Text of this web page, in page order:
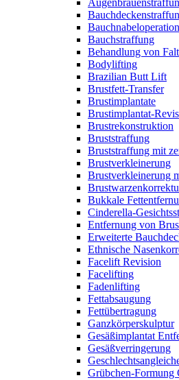
Bauchnabeloperation
Bauchstraffung
Behandlung von
Bodylifting
Brazilian Butt Lift
Brustfett-Transfer
Brustimplantate
Brustimplantat-
Brustrekonstruktion
Bruststraffung
Bruststraffung mit
Brustverkleinerung
Brustverkleinerung
Bukkale
Cinderella-
Entfernung von
Erweiterte
Ethnische
Facelift Revision
Facelifting
Fadenlifting
Fettabsaugung
Fettübertragung
Ganzkörperskulptur
Gesäßimplantat
Gesäßverringerung
Grübchen-Formung